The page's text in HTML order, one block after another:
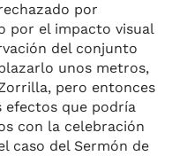
por
por el impacto visual
del conjunto
unos metros,
pero entonces
efectos que podría
con la celebración
caso del Sermón de